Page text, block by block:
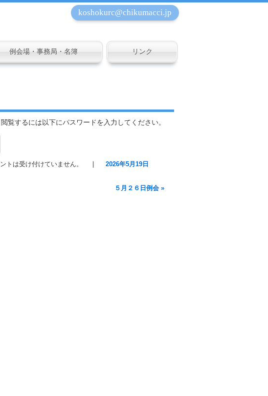
koshokurc@chikumacci.jp
例会場・事務局・名簿 リンク
覧するには以下にパスワードを入力してください。
トは受け付けていません。 | 2026年5月19日
５月２６日例会 »